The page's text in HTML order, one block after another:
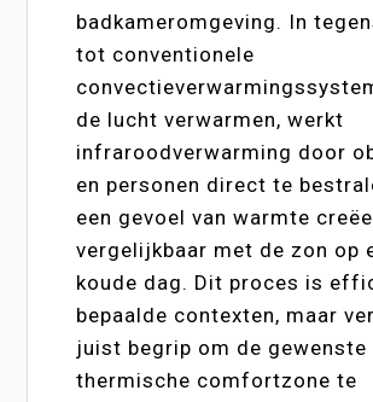
badkameromgeving. In
tot conventionele
de lucht verwarmen, werkt
infraroodverwarming door
en personen direct te
een gevoel van warmte
vergelijkbaar met de zon op
koude dag. Dit proces is
bepaalde contexten, maar
juist begrip om de gewenste
thermische comfortzone te